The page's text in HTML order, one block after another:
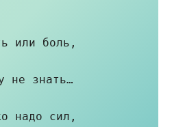
или боль,
не знать…
надо сил,